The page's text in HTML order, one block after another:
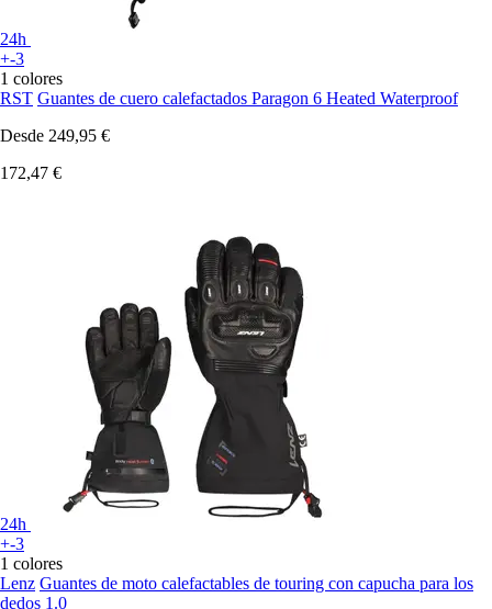
24h
+-3
1 colores
RST Guantes de cuero calefactados Paragon 6 Heated Waterproof
Desde 249,95 €
172,47 €
24h
+-3
1 colores
Lenz Guantes de moto calefactables de touring con capucha para los
dedos 1.0